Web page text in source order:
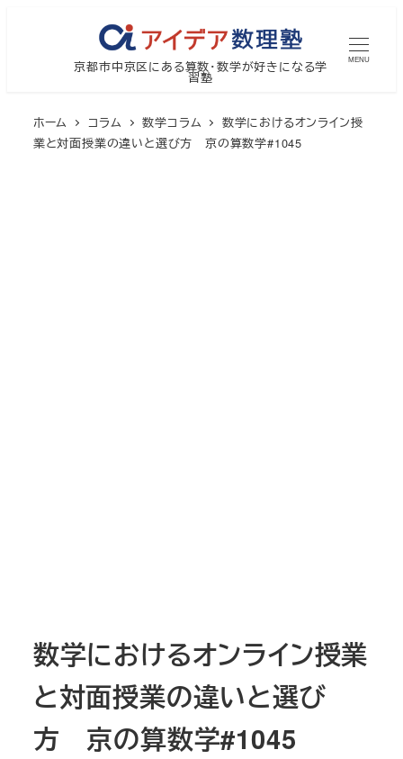
京都市中京区にある算数・数学が好きになる学
習塾
MENU
ホーム コラム 数学コラム
数学におけるオンライン授
業と対面授業の違いと選び方 京の算数学#1045
数学におけるオンライン授業
と対面授業の違いと選び
方 京の算数学#1045